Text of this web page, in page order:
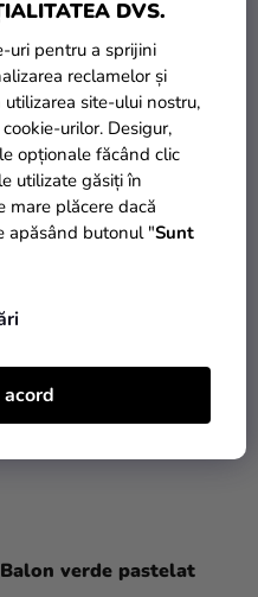
DVS.
uri pentru a sprijini
reclamelor și
site-ului nostru,
urilor. Desigur,
opționale făcând clic
utilizate găsiți în
mare plăcere dacă
apăsând butonul "Sunt
Balon pastelat roz
0,90 Lei
ADAUGĂ ÎN COŞ
Balon verde pastelat